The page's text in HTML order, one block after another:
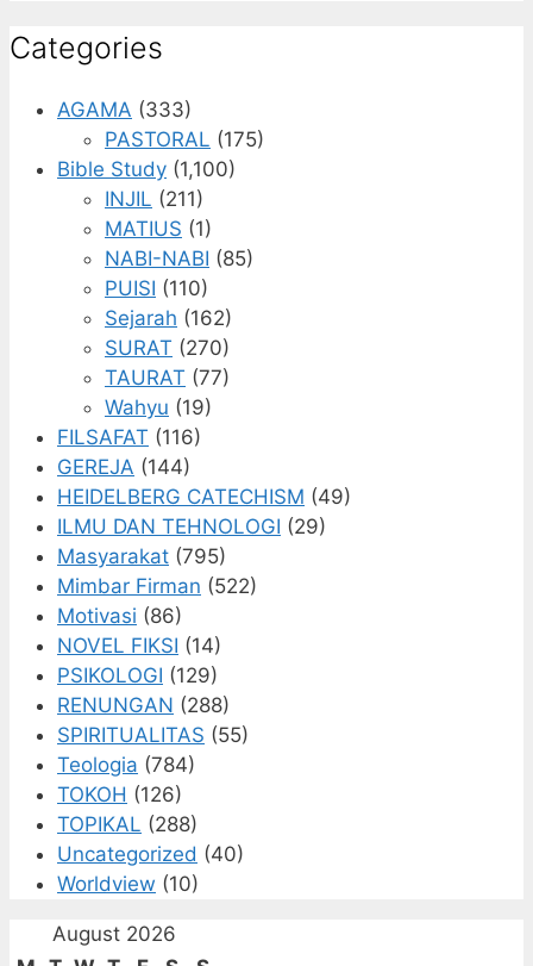
Categories
AGAMA (333)
PASTORAL (175)
Bible Study (1,100)
INJIL (211)
MATIUS (1)
NABI-NABI (85)
PUISI (110)
Sejarah (162)
SURAT (270)
TAURAT (77)
Wahyu (19)
FILSAFAT (116)
GEREJA (144)
HEIDELBERG CATECHISM (49)
ILMU DAN TEHNOLOGI (29)
Masyarakat (795)
Mimbar Firman (522)
Motivasi (86)
NOVEL FIKSI (14)
PSIKOLOGI (129)
RENUNGAN (288)
SPIRITUALITAS (55)
Teologia (784)
TOKOH (126)
TOPIKAL (288)
Uncategorized (40)
Worldview (10)
August 2026